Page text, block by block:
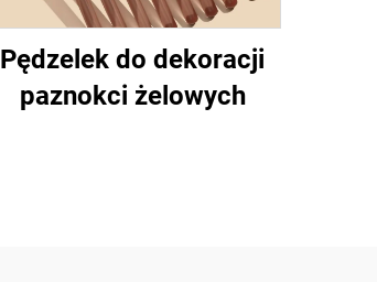
Pędzelek do dekoracji
paznokci żelowych